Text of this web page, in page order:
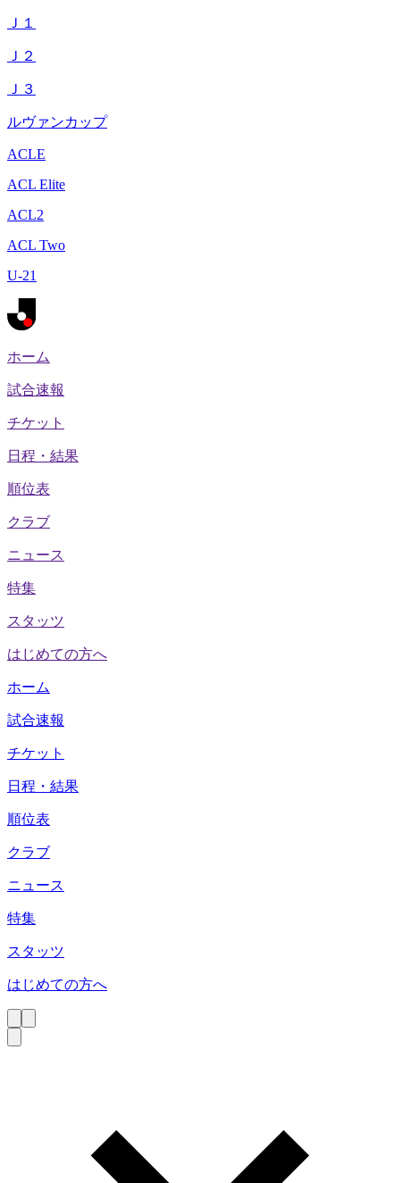
Ｊ１
Ｊ２
Ｊ３
ルヴァンカップ
ACLE
ACL Elite
ACL2
ACL Two
U-21
ホーム
試合速報
チケット
日程・結果
順位表
クラブ
ニュース
特集
スタッツ
はじめての方へ
ホーム
試合速報
チケット
日程・結果
順位表
クラブ
ニュース
特集
スタッツ
はじめての方へ